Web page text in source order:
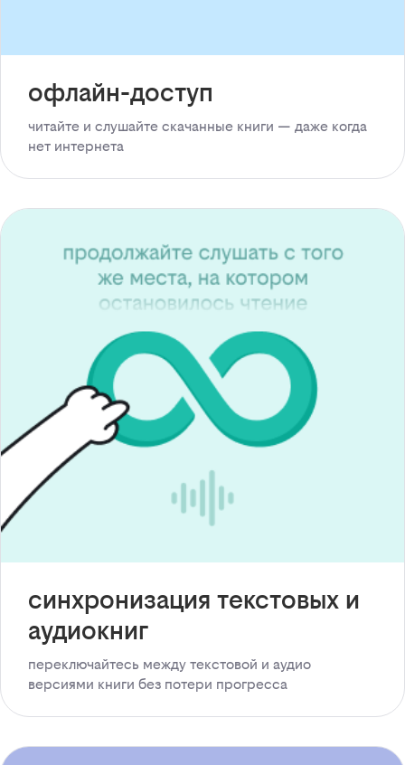
офлайн-доступ
читайте и слушайте скачанные книги — даже когда
нет интернета
синхронизация текстовых и
аудиокниг
переключайтесь между текстовой и аудио
версиями книги без потери прогресса